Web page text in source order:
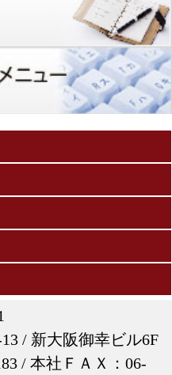
細
詳細
え方
ント
/ 新大阪御幸ビル6F
/ 本社ＦＡＸ：06-